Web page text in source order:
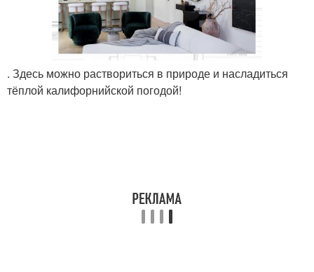
. Здесь можно раствориться в природе и насладиться
тёплой калифорнийской погодой!